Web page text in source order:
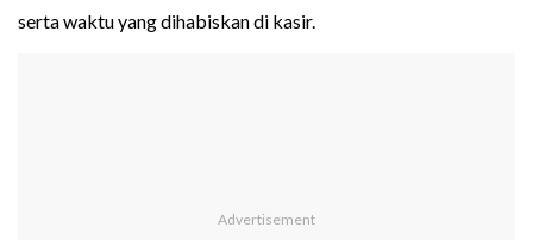
serta waktu yang dihabiskan di kasir.